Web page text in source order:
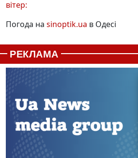
вітер:
Погода на sinoptik.ua в Одесі
РЕКЛАМА